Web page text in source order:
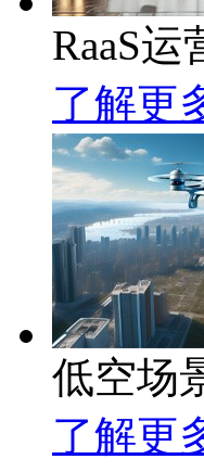
RaaS
了解更
低空场
了解更